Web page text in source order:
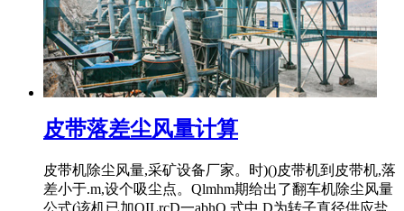
皮带落差尘风量计算
皮带机除尘风量,采矿设备厂家。时)()皮带机到皮带机,落
差小于.m,设个吸尘点。Qlmhm期给出了翻车机除尘风量